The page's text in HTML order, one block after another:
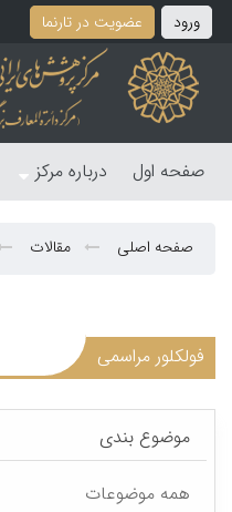
ورود عضویت در تارنما
صفحه اول درباره مرکز
صفحه اصلی مقالات
فولکلور مراسمی
موضوع بندی
همه موضوعات